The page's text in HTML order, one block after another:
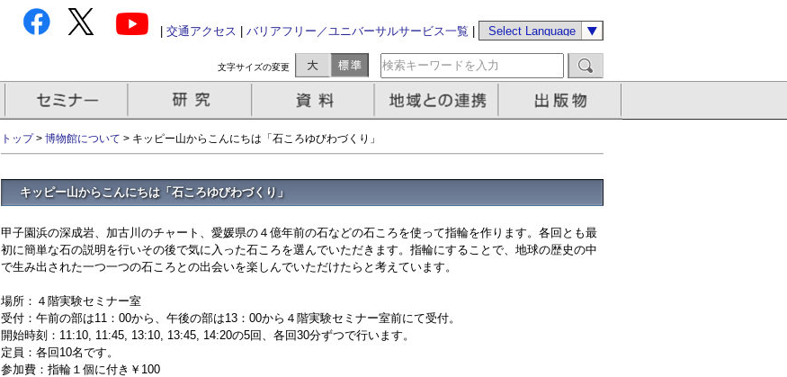
交通アクセス バリアフリー／ユニバーサルサービス一覧
文字サイズの変更
トップ> 博物館について > キッピー山からこんにちは「石ころゆびわづくり」
キッピー山からこんにちは「石ころゆびわづくり」
甲子園浜の深成岩、加古川のチャート、愛媛県の４億年前の石などの石ころを使って指輪を作ります。各回とも最
初に簡単な石の説明を行いその後で気に入った石ころを選んでいただきます。指輪にすることで、地球の歴史の中
で生み出された一つ一つの石ころとの出会いを楽しんでいただけたらと考えています。
場所：４階実験セミナー室
受付：午前の部は11：00から、午後の部は13：00から４階実験セミナー室前にて受付。
開始時刻：11:10, 11:45, 13:10, 13:45, 14:20の5回、各回30分ずつで行います。
定員：各回10名です。
参加費：指輪１個に付き￥100